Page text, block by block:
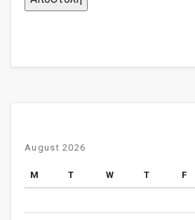
August 2026
M T W T F